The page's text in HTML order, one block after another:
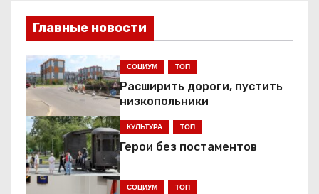
г
а
ц
и
я
Главные новости
СОЦИУМ ТОП
Расширить дороги, пустить
низкопольники
КУЛЬТУРА ТОП
Герои без постаментов
СОЦИУМ ТОП